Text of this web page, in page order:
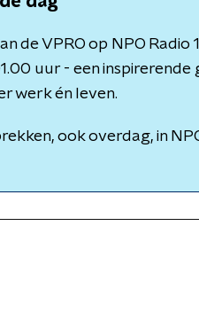
de VPRO op NPO Radio 1
uur - een inspirerende
werk én leven.
ook overdag, in